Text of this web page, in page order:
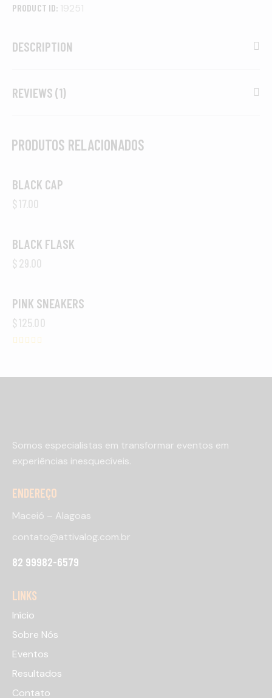
PRODUCT ID: 19251
DESCRIPTION
REVIEWS (1)
PRODUTOS RELACIONADOS
BLACK CAP
$17.00
BLACK FLASK
$ 29.00
OUT OF STOCK
PINK SNEAKERS
$125.00
Somos especialistas em transformar eventos em
experiências inesquecíveis.
ENDEREÇO
Maceió – Alagoas
contato@attivalog.com.br
82 99982-6579
LINKS
Início
Sobre Nós
Eventos
Resultados
Contato